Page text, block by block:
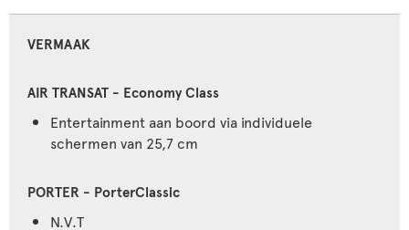
VERMAAK
Entertainment aan boord via individuele
schermen van 25,7 cm
N.V.T